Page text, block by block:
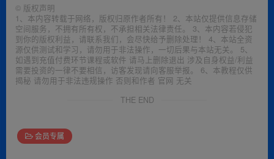
© 版权声明
1、本内容转载于网络，版权归原作者所有！ 2、本站仅提供信息存储
空间服务，不拥有所有权，不承担相关法律责任。 3、本内容若侵犯
到你的版权利益，请联系我们，会尽快给予删除处理！ 4、本站全资
源仅供测试和学习，请勿用于非法操作，一切后果与本站无关。 5、
如遇到充值付费环节课程或软件 请马上删除退出 涉及自身权益/利益
需要投资的一律不要相信，访客发现请向客服举报。 6、本教程仅供
揭秘 请勿用于非法违规操作 否则和作者 官网 无关
THE END
会员专属